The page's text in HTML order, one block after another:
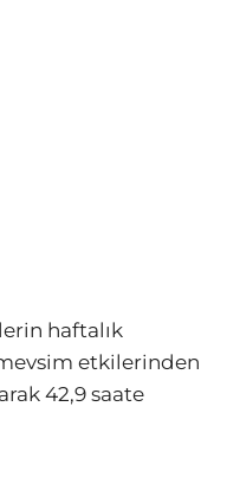
haftalık
etkilerinden
42,9 saate